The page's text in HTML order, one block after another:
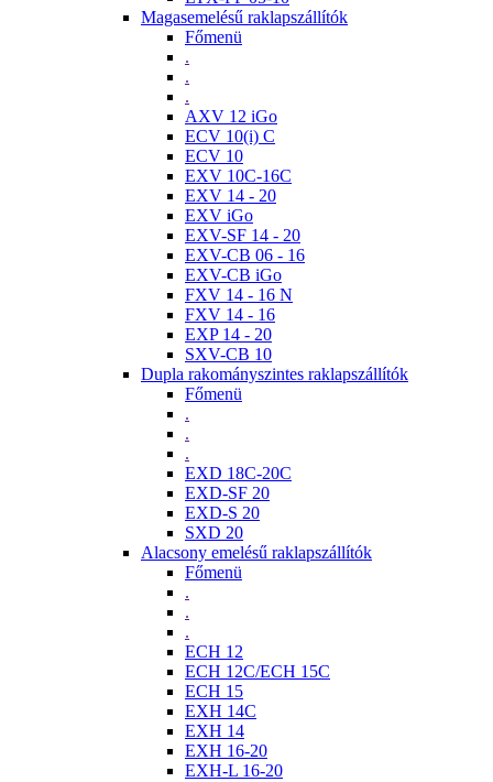
Magasemelésű raklapszállítók
Főmenü
.
.
.
AXV 12 iGo
ECV 10(i) C
ECV 10
EXV 10C-16C
EXV 14 - 20
EXV iGo
EXV-SF 14 - 20
EXV-CB 06 - 16
EXV-CB iGo
FXV 14 - 16 N
FXV 14 - 16
EXP 14 - 20
SXV-CB 10
Dupla rakományszintes raklapszállítók
Főmenü
.
.
.
EXD 18C-20C
EXD-SF 20
EXD-S 20
SXD 20
Alacsony emelésű raklapszállítók
Főmenü
.
.
.
ECH 12
ECH 12C/ECH 15C
ECH 15
EXH 14C
EXH 14
EXH 16-20
EXH-L 16-20